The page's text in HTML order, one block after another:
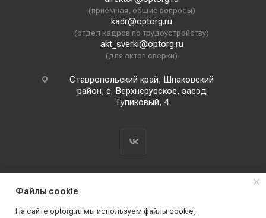
(приёмная, общие вопросы)
kadr@optorg.ru
(отдел кадров по трудоустройству)
akt_sverki@optorg.ru
(для актов сверки)
Ставропольский край, Шпаковский
район, с. Верхнерусское, заезд
Тупиковый, 4
Файлы cookie
На сайте optorg.ru мы используем файлы cookie,